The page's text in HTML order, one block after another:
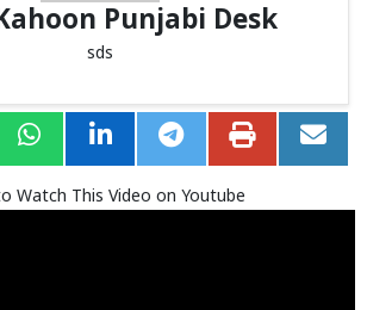
Punjabi Desk
sds
Watch This Video on Youtube